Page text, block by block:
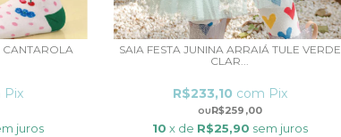
Pix
juros
SAIA FESTA JUNINA ARRAIÁ TULE VERDE
CLAR...
R$259,00
R$233,10 com Pix
10 x de R$25,90 sem juros